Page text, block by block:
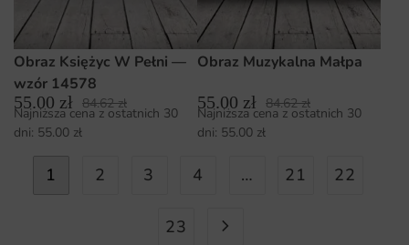
Obraz Księżyc W Pełni —
wzór 14578
55.00 zł 84.62zł
Najniższa cena z ostatnich 30
dni: 55.00 zł
Obraz Muzykalna Małpa
55.00 zł 84.62zł
Najniższa cena z ostatnich 30
dni: 55.00 zł
1 2 3 4 … 21 22
23